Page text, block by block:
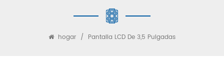
hogar / Pantalla LCD De 3,5 Pulgadas